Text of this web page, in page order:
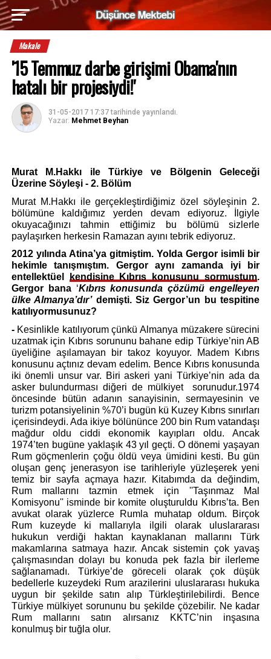
Makale
'15 Temmuz darbe girişimi Obama'nın
hatalı bir projesiydi!'
31-05-2017 17:37tarihinde yayınlandı.
Yazar: Mehmet Beyhan
Murat M.Hakkı ile Türkiye ve Bölgenin Geleceği
Üzerine Söyleşi - 2. Bölüm
Murat M.Hakkı ile gerçekleştirdiğimiz özel söyleşinin 2.
bölümüne kaldığımız yerden devam ediyoruz. İlgiyle
okuyacağınızı tahmin ettiğimiz bu bölümü sizlerle
paylaşırken herkesin Ramazan ayını tebrik ediyoruz.
2012 yılında Atina’ya gitmiştim. Yolda Gergor isimli bir
hekimle tanışmıştım. Gergor aynı zamanda iyi bir
entellektüel
kendisine Kıbrıs konusunu sormuştum.
Gergor bana ‘Kıbrıs konusunda çözümü engelleyen
ülke Almanya’dır’ demişti. Siz Gergor’un bu tespitine
katılıyormusunuz?
- Kesinlikle katılıyorum çünkü Almanya müzakere sürecini
uzatmak için Kıbrıs sorununu bahane edip Türkiye’nin AB
üyeliğine aşılamayan bir takoz koyuyor. Madem Kıbrıs
konusunu açtınız devam edelim. Bence Kıbrıs konusunda
iki önemli unsur var. Biri askeri yani Türkiye’nin ada da
asker bulundurması diğeri de mülkiyet  sorunudur.1974
öncesinde bütün adanın sanayisinin, sermayesinin ve
turizm potansiyelinin %70’i bugün kü Kuzey Kıbrıs sınırları
içerisindeydi. Ada ikiye bölününce 200 bin Rum vatandaşı
mağdur oldu ciddi ekonomik kayıpları oldu. Ancak
1974’ten bugüne yaklaşık 43 yıl geçti. O dönemi yaşayan
Rum göçmenlerin çoğu öldü veya ümidini kesti. Bu gün
oluşan genç jenerasyon ise tarihleriyle yüzleşerek yeni
temiz bir sayfa açmaya hazır. Kitabımda da değindim,
Rum mallarını tazmin etmek için ''Taşınmaz Mal
Komisyonu'' isminde bir komite oluşturuldu Kıbrıs’ta. Ben
avukat olarak yüzlerce Rumla muhatap oldum. Birçok
Rum kuzeyde ki mallarıyla ilgili olarak uluslararası
hukukun verdiği haktan kaynaklanan mallarını Türk
makamlarına satmaya hazır. Ancak sistemin çok yavaş
çalışmasından dolayı bu konuda pek fazla bir ilerleme
sağlanamadı. Türkiye’de göreceli olarak çok düşük
bedellerle kuzeydeki Rum arazilerini uluslararası hukuka
uygun bir şekilde satın alıp Türkleştirilebilirdi. Bence
Türkiye mülkiyet sorununu bu şekilde çözebilir. Ne kadar
Rum mallarını satın alırsanız KKTC’nin inşasına
konulmuş bir tuğla olur.